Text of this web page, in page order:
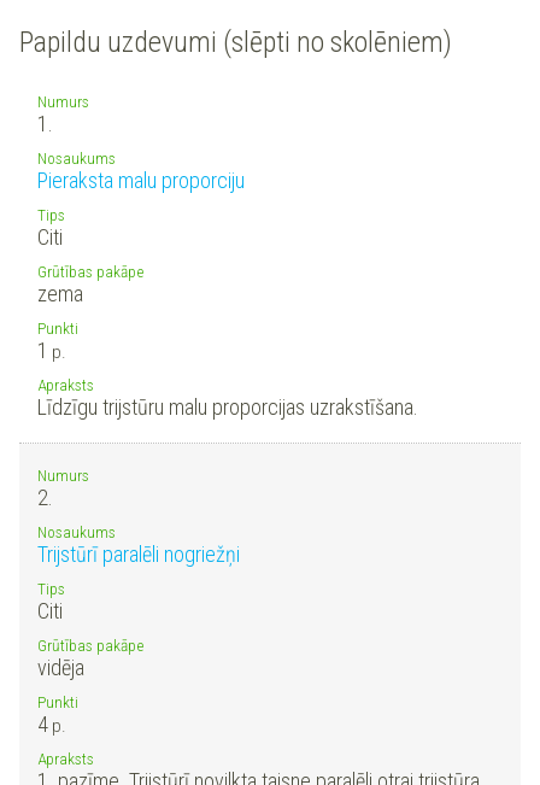
Papildu uzdevumi (slēpti no skolēniem)
Numurs
1.
Nosaukums
Pieraksta malu proporciju
Tips
Citi
Grūtības pakāpe
zema
Punkti
1 p.
Apraksts
Līdzīgu trijstūru malu proporcijas uzrakstīšana.
Numurs
2.
Nosaukums
Trijstūrī paralēli nogriežņi
Tips
Citi
Grūtības pakāpe
vidēja
Punkti
4 p.
Apraksts